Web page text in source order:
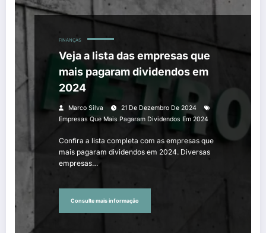
FINANÇAS
Veja a lista das empresas que
mais pagaram dividendos em
2024
Marco Silva
21 De Dezembro De 2024
Empresas Que Mais Pagaram Dividendos Em 2024
Confira a lista completa com as empresas que
mais pagaram dividendos em 2024. Diversas
empresas…
Consulte mais informação